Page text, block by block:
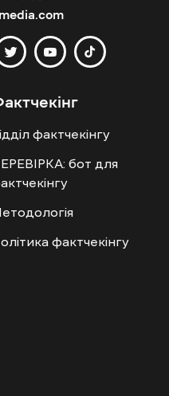
фактчекінгу
бот для
фактчекінгу